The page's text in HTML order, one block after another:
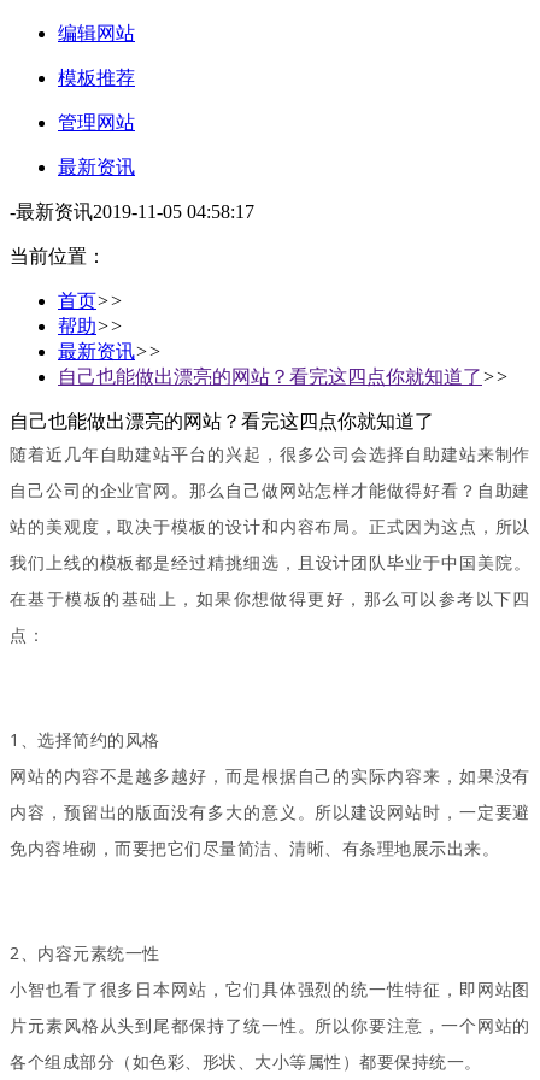
编辑网站
模板推荐
管理网站
最新资讯
-最新资讯2019-11-05 04:58:17
当前位置：
首页>>
帮助>>
最新资讯>>
自己也能做出漂亮的网站？看完这四点你就知道了>>
自己也能做出漂亮的网站？看完这四点你就知道了
随着近几年自助建站平台的兴起，很多公司会选择自助建站来制作
自己公司的企业官网。那么自己做网站怎样才能做得好看？自助建
站的美观度，取决于模板的设计和内容布局。正式因为这点，所以
我们上线的模板都是经过精挑细选，且 设计团队毕业于中国美院。
在基于模板的基础上，如果你想做得更好，那么可以参考以下四
点：
1、选择简约的风格
网站的内容不是越多越好，而是根据自己的实际内容来，如果没有
内容，预留出的版面没有多大的意义。所以建设网站时，一定要避
免内容堆砌，而要把它们尽量简洁、清晰、有条理地展示出来。
2、内容元素统一性
小智也看了很多日本网站，它们具体强烈的统一性特征，即网站图
片元素风格从头到尾都保持了统一性。所以你要注意，一个网站的
各个组成部分（如色彩、形状、大小等属性）都要保持统一。